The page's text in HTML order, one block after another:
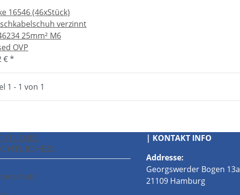
16546 (46xStück)
verzinnt
25mm² M6
OVP
€*
1 - 1 von 1
| KONTAKT INFO
Addresse:
Georgswerder Bogen 13a
21109 Hamburg